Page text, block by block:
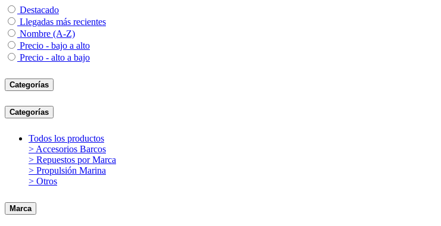
Destacado
Llegadas más recientes
Nombre (A-Z)
Precio - bajo a alto
Precio - alto a bajo
Categorías
Categorías
Todos los productos
> Accesorios Barcos
> Repuestos por Marca
> Propulsión Marina
> Otros
Marca